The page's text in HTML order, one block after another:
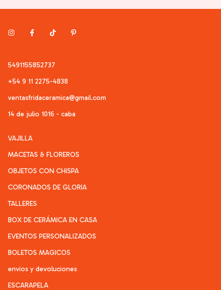
5491155852737
+54 9 11 2275-4838
ventasfridaceramica@gmail.com
14 de julio 1016 - caba
VAJILLA
MACETAS & FLOREROS
OBJETOS CON CHISPA
CORONADOS DE GLORIA
TALLERES
BOX DE CERÁMICA EN CASA
EVENTOS PERSONALIZADOS
BOLETOS MAGICOS
envios y devoluciones
ESCARAPELA